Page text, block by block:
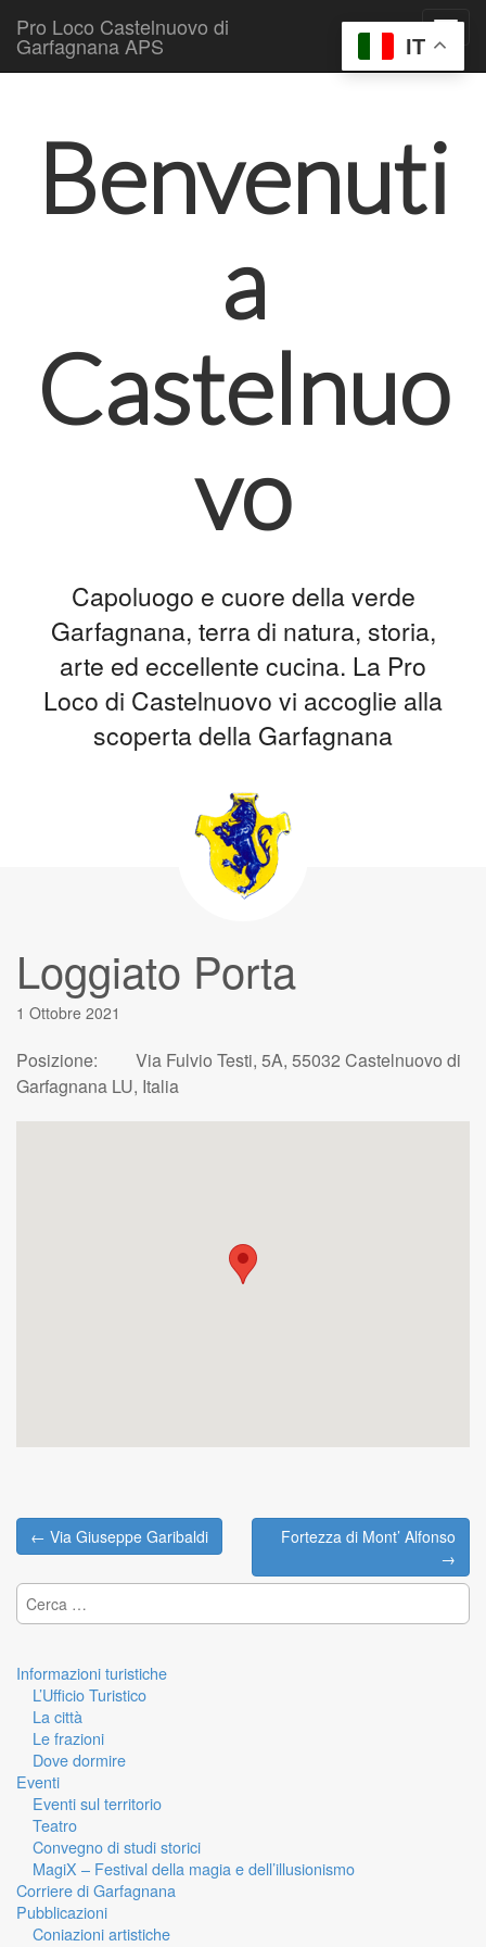
Pro Loco Castelnuovo di
Garfagnana APS
Benvenuti
a
Castelnuo
vo
Capoluogo e cuore della verde
Garfagnana, terra di natura, storia,
arte ed eccellente cucina. La Pro
Loco di Castelnuovo vi accoglie alla
scoperta della Garfagnana
Loggiato Porta
1 Ottobre 2021
Posizione:
Via Fulvio Testi, 5A, 55032 Castelnuovo di
Garfagnana LU, Italia
Post navigation
← Via Giuseppe Garibaldi
Fortezza di Mont’ Alfonso
→
Ricerca per:
Informazioni turistiche
L’Ufficio Turistico
La città
Le frazioni
Dove dormire
Eventi
Eventi sul territorio
Teatro
Convegno di studi storici
MagiX – Festival della magia e dell’illusionismo
Corriere di Garfagnana
Pubblicazioni
Coniazioni artistiche
IT